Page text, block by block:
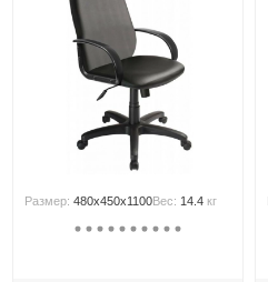
Размер:480x450x1100Вес: 14.4 кг